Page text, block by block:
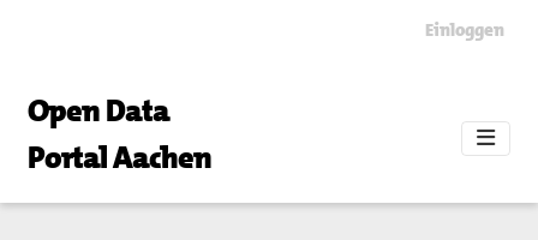
Einloggen
Open Data
Portal Aachen